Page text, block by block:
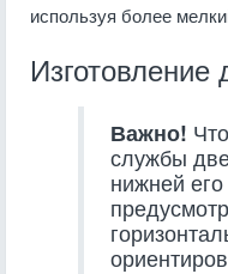
используя более
Изготовление
Важно!
службы
нижней